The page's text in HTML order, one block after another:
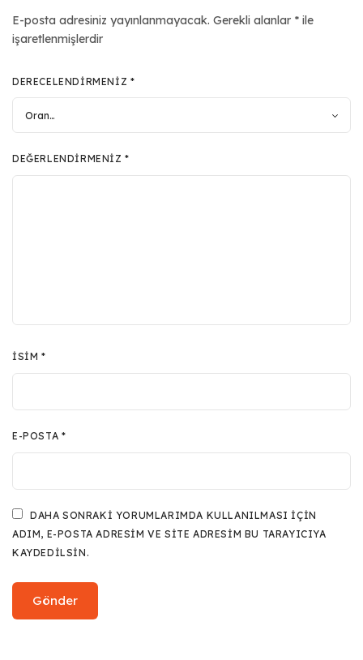
E-posta adresiniz yayınlanmayacak. Gerekli alanlar * ile
işaretlenmişlerdir
DERECELENDIRMENIZ *
DEĞERLENDIRMENIZ*
İSIM*
E-POSTA *
DAHA SONRAKI YORUMLARIMDA KULLANILMASI IÇIN
ADIM, E-POSTA ADRESIM VE SITE ADRESIM BU TARAYICIYA
KAYDEDILSIN.